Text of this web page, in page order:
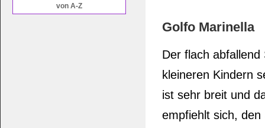
von A-Z
Golfo Marinella
Der flach
kleineren Kindern
ist sehr breit und
empfiehlt sich,